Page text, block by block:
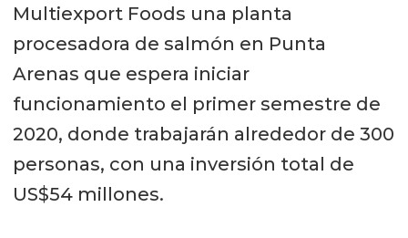
Multiexport Foods una planta
procesadora de salmón en Punta
Arenas que espera iniciar
funcionamiento el primer semestre de
2020, donde trabajarán alrededor de 300
personas, con una inversión total de
US$54 millones.